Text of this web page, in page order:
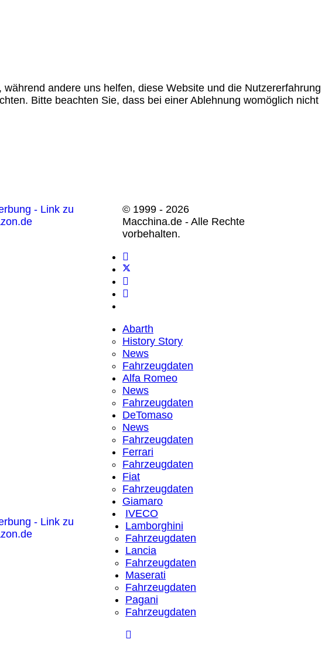
© 1999 - 2026
Macchina.de - Alle Rechte
vorbehalten.
Abarth
History Story
News
Fahrzeugdaten
Alfa Romeo
News
Fahrzeugdaten
DeTomaso
News
Fahrzeugdaten
Ferrari
Fahrzeugdaten
Fiat
Fahrzeugdaten
Giamaro
IVECO
Lamborghini
Fahrzeugdaten
Lancia
Fahrzeugdaten
Maserati
Fahrzeugdaten
Pagani
Fahrzeugdaten
andere uns helfen, diese Website und die Nutzererfahrung
Bitte beachten Sie, dass bei einer Ablehnung womöglich nicht